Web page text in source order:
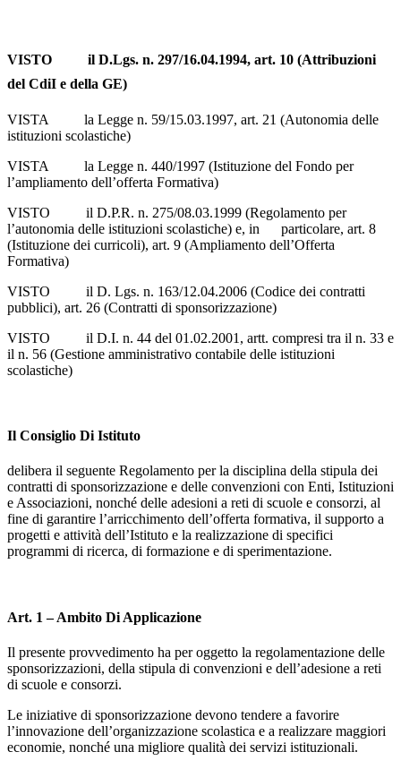
VISTO il D.Lgs. n. 297/16.04.1994, art. 10 (Attribuzioni
del CdiI e della GE)
VISTA la Legge n. 59/15.03.1997, art. 21 (Autonomia delle
istituzioni scolastiche)
VISTA la Legge n. 440/1997 (Istituzione del Fondo per
l’ampliamento dell’offerta Formativa)
VISTO il D.P.R. n. 275/08.03.1999 (Regolamento per
l’autonomia delle istituzioni scolastiche) e, in particolare, art. 8
(Istituzione dei curricoli), art. 9 (Ampliamento dell’Offerta
Formativa)
VISTO il D. Lgs. n. 163/12.04.2006 (Codice dei contratti
pubblici), art. 26 (Contratti di sponsorizzazione)
VISTO il D.I. n. 44 del 01.02.2001, artt. compresi tra il n. 33 e
il n. 56 (Gestione amministrativo contabile delle istituzioni
scolastiche)
Il Consiglio Di Istituto
delibera il seguente Regolamento per la disciplina della stipula dei
contratti di sponsorizzazione e delle convenzioni con Enti, Istituzioni
e Associazioni, nonché delle adesioni a reti di scuole e consorzi, al
fine di garantire l’arricchimento dell’offerta formativa, il supporto a
progetti e attività dell’Istituto e la realizzazione di specifici
programmi di ricerca, di formazione e di sperimentazione.
Art. 1 – Ambito Di Applicazione
Il presente provvedimento ha per oggetto la regolamentazione delle
sponsorizzazioni, della stipula di convenzioni e dell’adesione a reti
di scuole e consorzi.
Le iniziative di sponsorizzazione devono tendere a favorire
l’innovazione dell’organizzazione scolastica e a realizzare maggiori
economie, nonché una migliore qualità dei servizi istituzionali.